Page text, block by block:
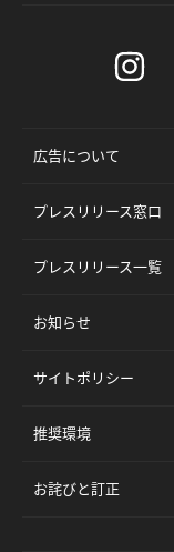
広告について
プレスリリース窓口
プレスリリース一覧
お知らせ
サイトポリシー
推奨環境
お詫びと訂正